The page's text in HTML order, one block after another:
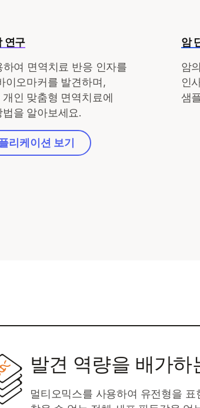
연구
하여 면역치료 반응 인자를
이오마커를 발견하며,
인 맞춤형 면역치료에
을 알아보세요.
암
암
인
샘
리케이션 보기
발견 역량을 배가하
멀티오믹스를 사용하여 유전형을